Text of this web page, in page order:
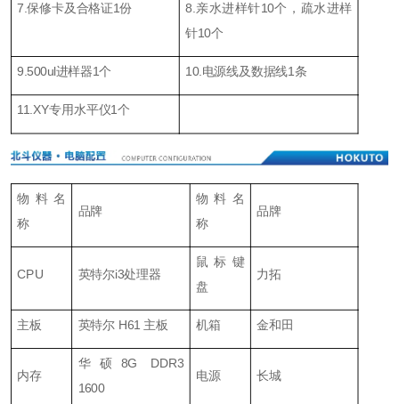
7.保修卡及合格证1份
8.亲水进样针10个，疏水进样
针10个
9.500ul进样器1个 10.电源线及数据线1条
11.XY专用水平仪1个
物料名
称
品牌
物料名
称
品牌
CPU 英特尔i3处理器
鼠标键
盘
力拓
主板 英特尔 H61 主板 机箱 金和田
内存
华硕8G DDR3
1600
电源 长城